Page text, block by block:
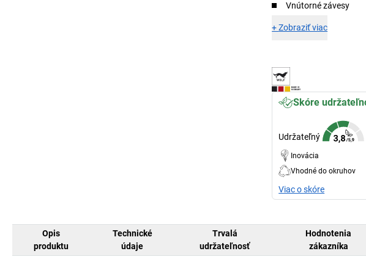
Vnútorné závesy
+Zobraziť viac
Skóre
Udržateľný
Inovácia
Vhodné do okruhov
Viac o skóre
Opis
produktu
Technické
údaje
Trvalá
udržateľnosť
Hodnotenia
zákazníka